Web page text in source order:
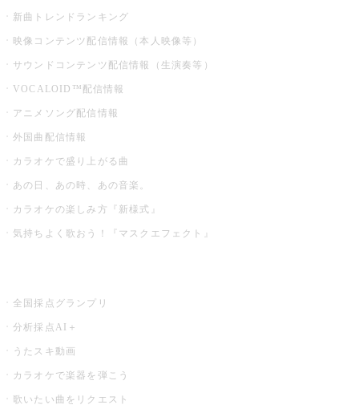
新曲トレンドランキング
映像コンテンツ配信情報（本人映像等）
サウンドコンテンツ配信情報（生演奏等）
VOCALOID™配信情報
アニメソング配信情報
外国曲配信情報
カラオケで盛り上がる曲
あの日、あの時、あの音楽。
カラオケの楽しみ方『新様式』
気持ちよく歌おう！『マスクエフェクト』
全国採点グランプリ
分析採点AI＋
うたスキ動画
カラオケで楽器を弾こう
歌いたい曲をリクエスト